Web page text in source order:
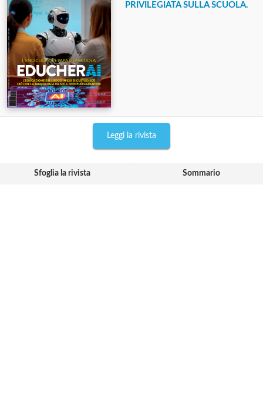
PRIVILEGIATA SULLA SCUOLA.
Leggi la rivista
Sfoglia la rivista Sommario